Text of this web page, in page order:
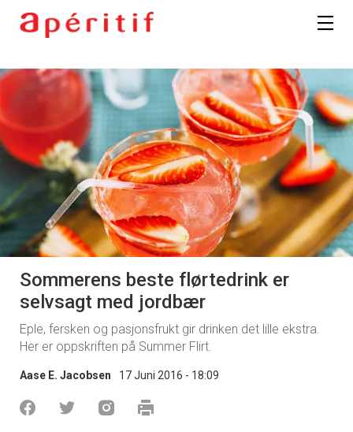
Sommerens beste flørtedrink er
selvsagt med jordbær
Eple, fersken og pasjonsfrukt gir drinken det lille ekstra.
Her er oppskriften på Summer Flirt.
Aase E. Jacobsen 17 Juni 2016 - 18:09